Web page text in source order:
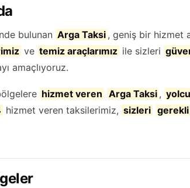
bulunan Arga Taksi , geniş bir hizmet
ve temiz araçlarımız ile sizleri
amaçlıyoruz.
hizmet veren Arga Taksi ,
hizmet veren taksilerimiz, sizleri gerekli